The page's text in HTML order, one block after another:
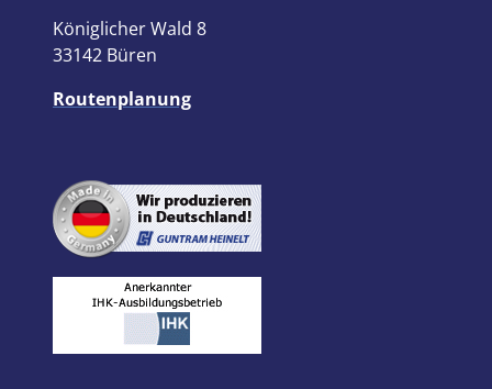
Königlicher Wald 8
33142 Büren
Routenplanung